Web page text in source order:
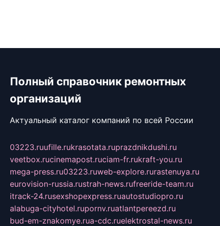
Полный справочник ремонтных
организаций
Актуальный каталог компаний по всей России
03223.ruufille.rukrasotata.ruprazdnikdushi.ru
veetbox.rucinemapost.ruciam-fr.rukraft-you.ru
mega-press.ru03223.ruweb-explore.rurastenuya.ru
eurovision-russia.rustrah-news.rufreeride-team.ru
itrack-24.rusexshopexpress.ruautostudiopro.ru
alabuga-cityhotel.rupornv.ruatlantpereezd.ru
bud-em-znakomye.rua-cdc.ruelektrostal-news.ru